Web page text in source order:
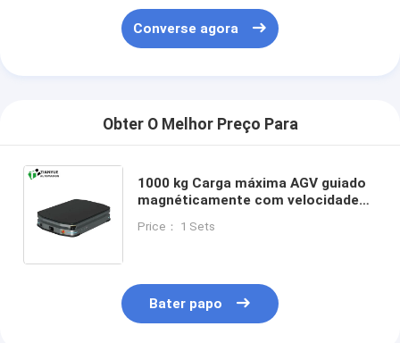
Converse agora
Obter O Melhor Preço Para
1000 kg Carga máxima AGV guiado
magnéticamente com velocidade
de navegação de ±5-10 mm
Price： 1 Sets
Bater papo